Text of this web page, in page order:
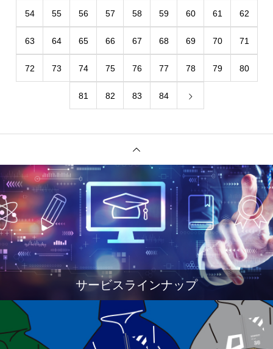
54 55 56 57 58 59 60 61 62
63 64 65 66 67 68 69 70 71
72 73 74 75 76 77 78 79 80
81 82 83 84
サービスラインナップ